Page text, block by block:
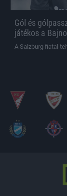
Gól és
játékos a
A Salzburg fiatal